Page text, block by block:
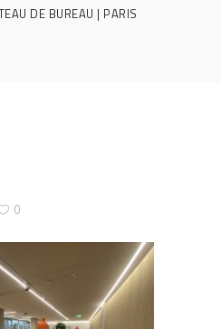
DE BUREAU | PARIS
0